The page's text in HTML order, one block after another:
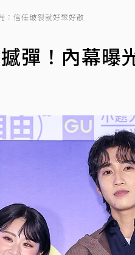
：信任破裂就好聚好散
彈！內幕曝